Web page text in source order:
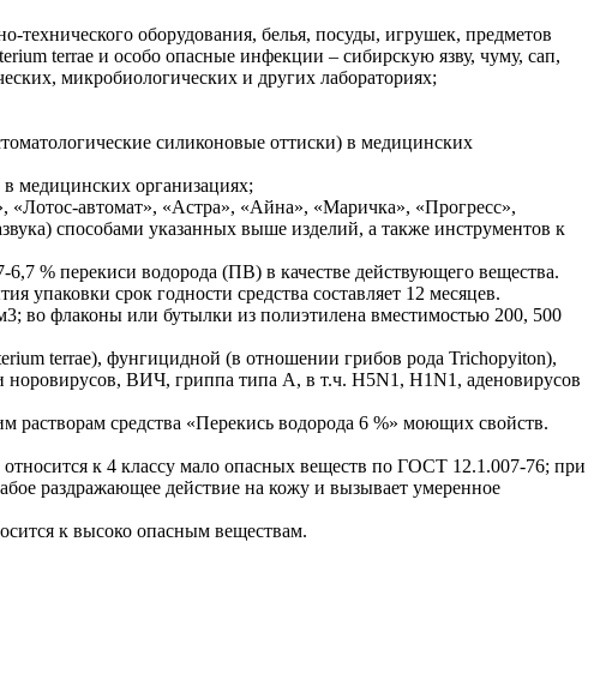
оборудования, белья, посуды, игрушек, предметов
terrae и особо опасные инфекции – сибирскую язву, чуму, сап,
микробиологических и других лабораториях;
силиконовые оттиски) в медицинских
медицинских организациях;
автомат», «Астра», «Айна», «Маричка», «Прогресс»,
способами указанных выше изделий, а также инструментов к
% перекиси водорода (ПВ) в качестве действующего вещества.
упаковки срок годности средства составляет 12 месяцев.
во флаконы или бутылки из полиэтилена вместимостью 200, 500
terrae), фунгицидной (в отношении грибов рода Trichopyiton),
ВИЧ, гриппа типа А, в т.ч. Н5N1, Н1N1, аденовирусов
средства «Перекись водорода 6 %» моющих свойств.
к 4 классу мало опасных веществ по ГОСТ 12.1.007-76; при
раздражающее действие на кожу и вызывает умеренное
к высоко опасным веществам.